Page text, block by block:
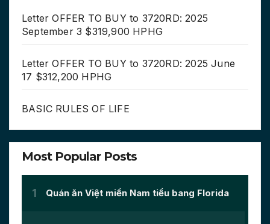
Letter OFFER TO BUY to 3720RD: 2025
September 3 $319,900 HPHG
Letter OFFER TO BUY to 3720RD: 2025 June
17 $312,200 HPHG
BASIC RULES OF LIFE
Most Popular Posts